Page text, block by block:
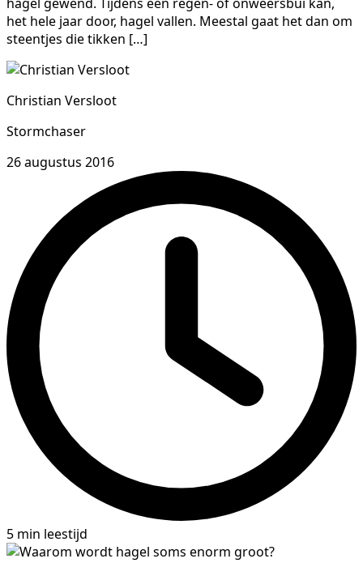
het hele jaar door, hagel vallen. Meestal gaat het dan om
steentjes die tikken […]
Christian Versloot
Stormchaser
26 augustus 2016
5 min leestijd